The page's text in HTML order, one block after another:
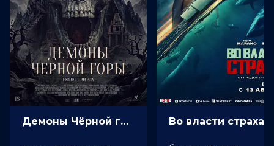
Демоны Чёрной горы (18+)